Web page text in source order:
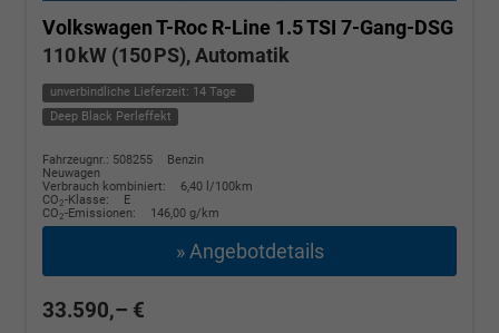
Volkswagen T-Roc R-Line 1.5 TSI 7-Gang-DSG
110 kW (150 PS), Automatik
unverbindliche Lieferzeit: 14 Tage
Deep Black Perleffekt
Fahrzeugnr.: 508255
Benzin
Neuwagen
Verbrauch kombiniert:
6,40 l/100km
CO2-Klasse:
E
CO2-Emissionen: 146,00 g/km
» Angebotdetails
33.590,– €